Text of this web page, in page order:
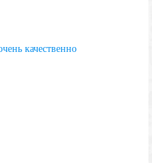
качественно